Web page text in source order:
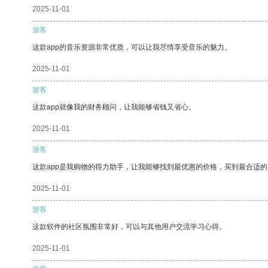
2025-11-01
游客
这款app的音乐资源非常优质，可以让我尽情享受音乐的魅力。
2025-11-01
游客
这款app就像我的财务顾问，让我能够省钱又省心。
2025-11-01
游客
这款app是我购物的得力助手，让我能够找到最优惠的价格，买到最合适
2025-11-01
游客
这款软件的社区氛围非常好，可以与其他用户交流学习心得。
2025-11-01